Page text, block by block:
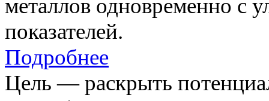
металлов одновременно с
показателей.
Подробнее
Цель — раскрыть